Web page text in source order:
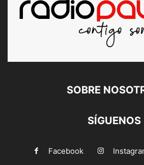
SOBRE
SÍGUENOS
Facebook